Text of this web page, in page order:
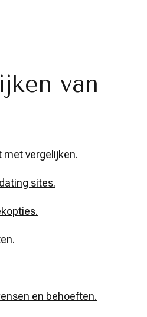
van
met vergelijken.
sites.
en behoeften.